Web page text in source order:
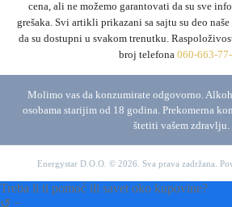
cena, ali ne možemo garantovati da su sve
grešaka. Svi artikli prikazani sa sajtu su deo
da su dostupni u svakom trenutku.
broj telefona 060-663-
Molimo vas da konzumirate odgovorno.
osobama starijim od 18 godina. Prekomerna
štetiti vašem zdravlju.
Energystar D.O.O. © 2026. Sva prava zadržana.
Treba li ti pomoć ili savet oko kupovine?
↺ −